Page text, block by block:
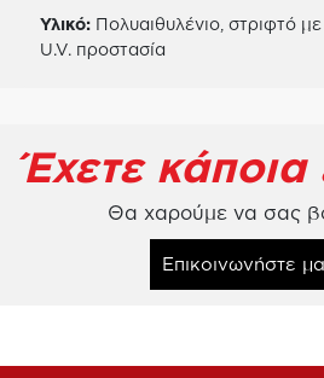
Υλικό:Πολυαιθυλένιο, στριφτό
U.V. προστασία
Έχετε
Θα χαρούμε να σας
Επικοινωνήστε